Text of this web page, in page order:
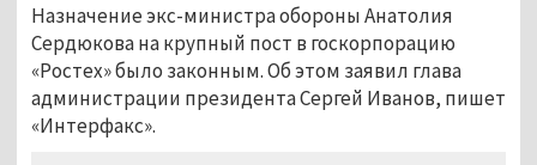
Назначение экс-министра обороны Анатолия
Сердюкова на крупный пост в госкорпорацию
«Ростех» было законным. Об этом заявил глава
администрации президента Сергей Иванов, пишет
«Интерфакс».